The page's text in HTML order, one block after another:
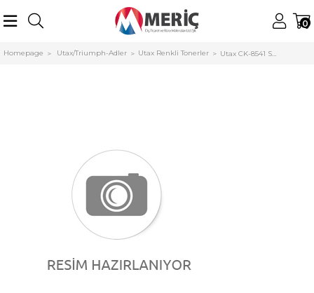
0
Homepage Utax/Triumph-Adler Utax Renkli Tonerler